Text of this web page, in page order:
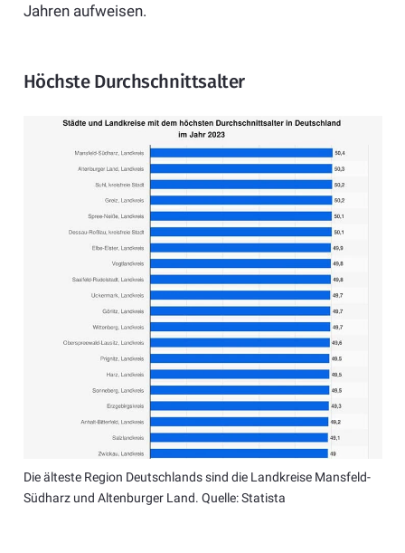
Jahren aufweisen.
Höchste Durchschnittsalter
Die älteste Region Deutschlands sind die Landkreise Mansfeld-
Südharz und Altenburger Land. Quelle: Statista